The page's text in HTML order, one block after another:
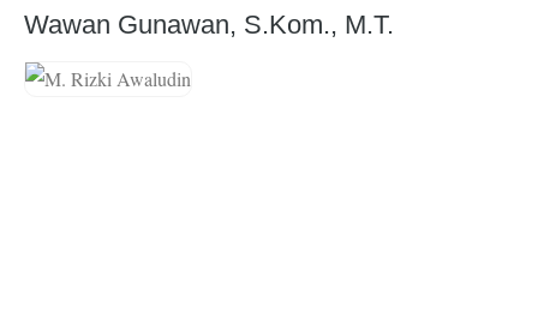
Wawan Gunawan, S.Kom., M.T.